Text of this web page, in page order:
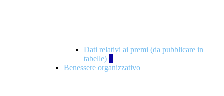
Dati relativi ai premi (da pubblicare in
tabelle) 5
Benessere organizzativo